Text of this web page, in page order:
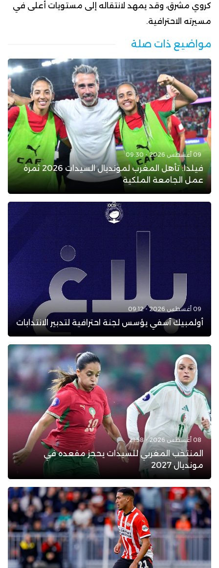
كروي مشرق، وقد يمهد لانتقاله إلى مستويات أعلى في
مسيرته الاحترافية.
مواضيع ذات صلة
09 أغسطس 2026 - 09:30
فيلدا: تأهل المغرب لمونديال السيدات 2026 ثمرة
عمل الجامعة الملكية
09 أغسطس 2026 - 09:12
أولمبيك آسفي يؤسس لجنة احترافية لتدبير الانتدابات
08 أغسطس 2026 - 21:58
المنتخب المغربي للسيدات يحجز مقعده في
مونديال 2027